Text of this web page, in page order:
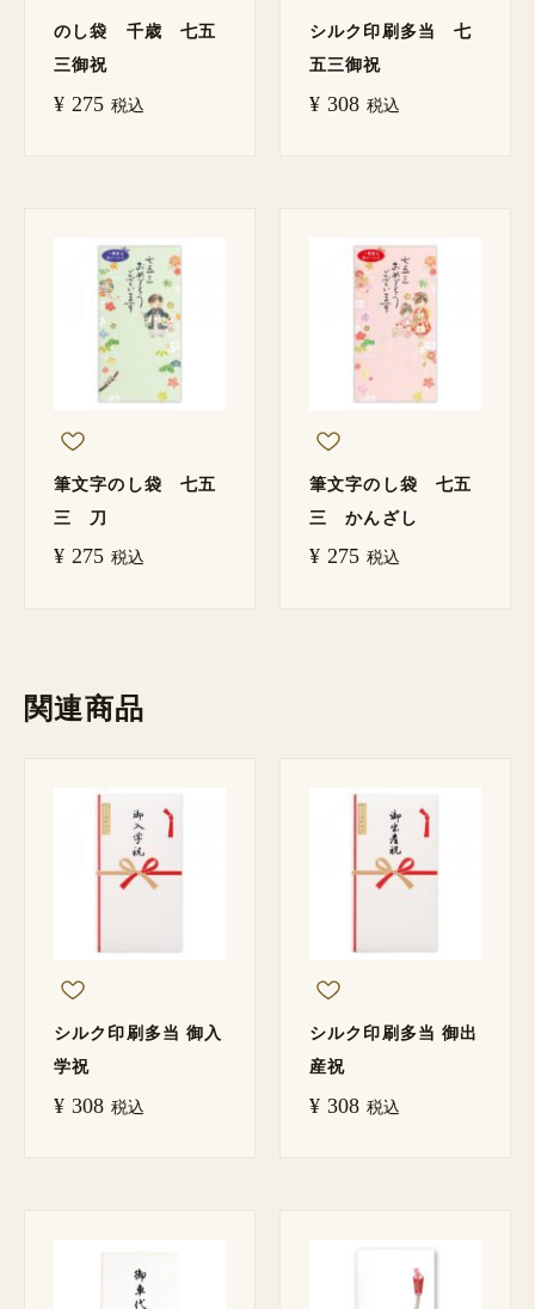
のし袋 千歳 七五
三御祝
¥ 275 税込
シルク印刷多当 七
五三御祝
¥ 308 税込
筆文字のし袋 七五
三 刀
¥ 275 税込
筆文字のし袋 七五
三 かんざし
¥ 275 税込
関連商品
シルク印刷多当 御入
学祝
¥ 308 税込
シルク印刷多当 御出
産祝
¥ 308 税込